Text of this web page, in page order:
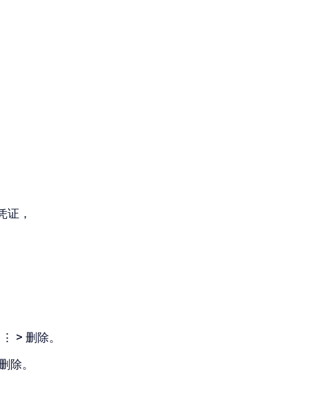
证，
⋮ > 删除。
除。